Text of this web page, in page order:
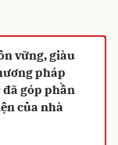
vững, giàu
pháp
góp phần
của nhà